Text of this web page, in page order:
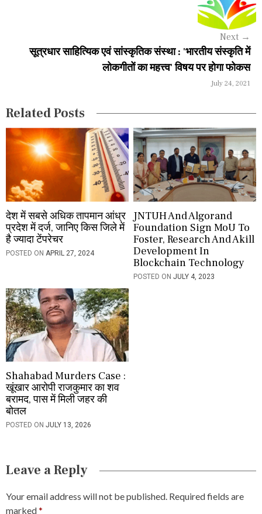
o
n
Next →
सूत्रधार साहित्यिक एवं सांस्कृतिक संस्था : 'भारतीय संस्कृति में
लोकगीतों का महत्त्व' विषय पर होगा फोकस
July 24, 2021
Related Posts
देश में सबसे अधिक तापमान आंध्र
प्रदेश में दर्ज, जानिए किस जिले में
है ज्यादा टेंपरेचर
POSTED ON APRIL 27, 2024
JNTUH And Algorand
Foundation Sign MoU To
Foster, Research And Akill
Development In
Blockchain Technology
POSTED ONJULY 4, 2023
Shahabad Murders Case :
खूंखार आरोपी राजकुमार का शव
बरामद, पास में मिली जहर की
बोतल
POSTED ON JULY 13, 2026
Leave a Reply
Your email address will not be published. Required fields are
marked*